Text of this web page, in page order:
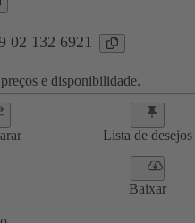
02 132 6921
e disponibilidade.
Lista de desejos
Baixar